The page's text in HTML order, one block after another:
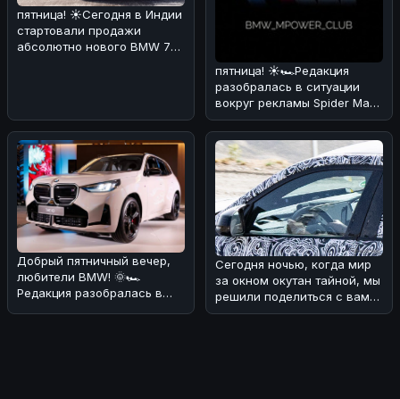
пятница! ☀️Сегодня в Индии
стартовали продажи
абсолютно нового BMW 7
пятница! ☀️🏎Редакция
разобралась в ситуации
вокруг рекламы Spider Man
через BMW iDrive.
Оказывается
Добрый пятничный вечер,
любители BMW! 🌞🏎
Редакция разобралась в
Сегодня ночью, когда мир
за окном окутан тайной, мы
решили поделиться с вами
интересной новостью из